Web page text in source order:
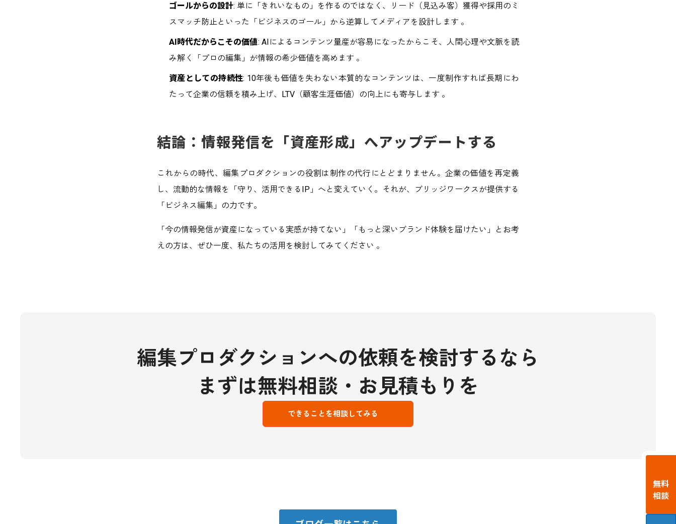
ゴールからの設計: 単に「きれいなもの」を作るのではなく、リード（見込み客）獲得や採用のミ
スマッチ防止といった「ビジネスのゴール」から逆算してメディアを設計します 。
AI時代だからこその価値: AIによるコンテンツ量産が容易になったからこそ、人間心理や文脈を読
み解く「プロの編集」が情報の希少価値を高めます 。
資産としての持続性: 10年後も価値を失わない本質的なコンテンツは、一度制作すれば長期にわ
たって企業の信頼を積み上げ、LTV（顧客生涯価値）の向上にも寄与します 。
結論：情報発信を「資産形成」へアップデートする
これからの時代、編集プロダクションの役割は制作の代行にとどまりません。企業の価値を再定義
し、流動的な情報を「守り、活用できるIP」へと変えていく。それが、ブリッジワークスが提供する
「ビジネス編集」の力です。
「今の情報発信が資産になっている実感が持てない」「もっと深いブランド体験を届けたい」とお考
えの方は、ぜひ一度、私たちの活用を検討してみてください 。
編集プロダクションへの依頼を検討するなら
まずは無料相談・お見積もりを
できることを相談してみる
無料
相談